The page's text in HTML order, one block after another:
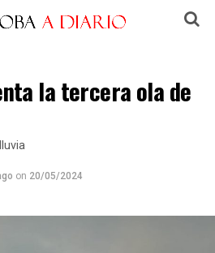
la tercera ola de
on 20/05/2024